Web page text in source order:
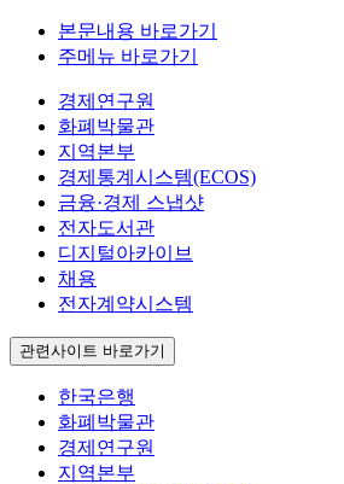
본문내용 바로가기
주메뉴 바로가기
경제연구원
화폐박물관
지역본부
경제통계시스템(ECOS)
금융·경제 스냅샷
전자도서관
디지털아카이브
채용
전자계약시스템
관련사이트 바로가기
한국은행
화폐박물관
경제연구원
지역본부